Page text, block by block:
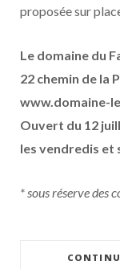
proposée sur
Le domaine du
22 chemin de la
www.domaine-
Ouvert du 12
les vendredis et
* sous réserve des